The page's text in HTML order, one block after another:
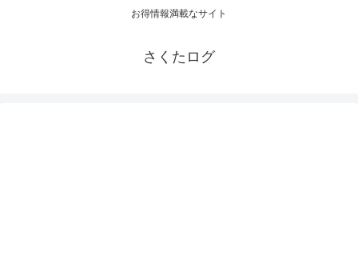
お得情報満載なサイト
さくたログ